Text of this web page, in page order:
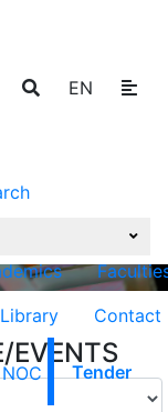
EN
Contact
EVENTS
NOC
Tender